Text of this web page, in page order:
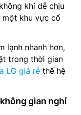
khí dễ chịu
một khu vực cố
lạnh nhanh hơn,
trong thời gian
LG giá rẻ thế hệ
gian nghỉ